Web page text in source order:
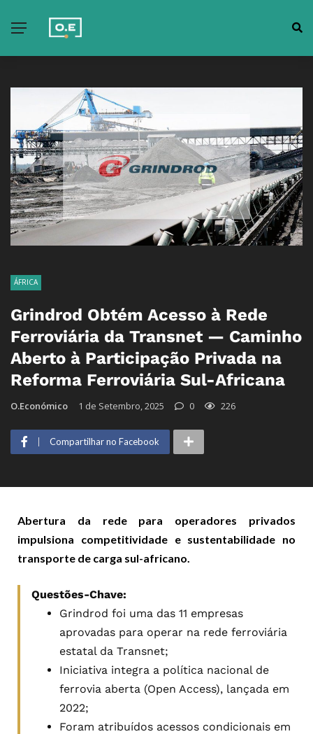
ÁFRICA
Grindrod Obtém Acesso à Rede
Ferroviária da Transnet — Caminho
Aberto à Participação Privada na
Reforma Ferroviária Sul-Africana
O.Económico 1 de Setembro, 2025 0 226
Compartilhar no Facebook
Abertura da rede para operadores privados
impulsiona competitividade e sustentabilidade no
transporte de carga sul-africano.
Questões-Chave:
Grindrod foi uma das 11 empresas
aprovadas para operar na rede ferroviária
estatal da Transnet;
Iniciativa integra a política nacional de
ferrovia aberta (Open Access), lançada em
2022;
Foram atribuídos acessos condicionais em